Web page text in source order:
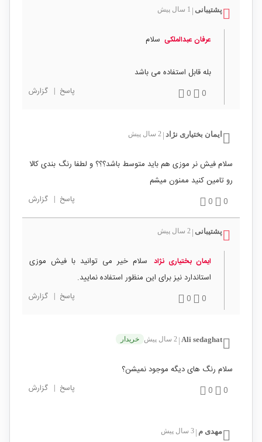
پشتیبانی 1 سال پیش
عرفان عبدالملکی سلام
بله قابل استفاده می باشد
0
0 پاسخ | گزارش
ایمان بختیاری نژاد 2 سال پیش
سلام فیش نر موزی هم باید متوسط باشد؟؟؟ و لطفا رنگ بندی کالا
رو تامین کنید ممنون میشم
0
0 پاسخ | گزارش
پشتیبانی 2 سال پیش
ایمان بختیاری نژاد
سلام خیر می توانید با فیش موزی
استاندارد نیز برای این منظور استفاده نمایید.
0
0 پاسخ | گزارش
Ali sedaghat 2 سال پیش خریدار
سلام رنگ های دیگه موجود نمیشن؟
0
0 پاسخ | گزارش
مهدی م 3 سال پیش